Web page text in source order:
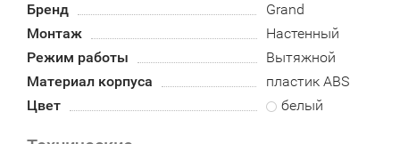
Бренд
Grand
Монтаж
Настенный
Режим работы
Вытяжной
Материал корпуса
пластик ABS
Цвет
белый